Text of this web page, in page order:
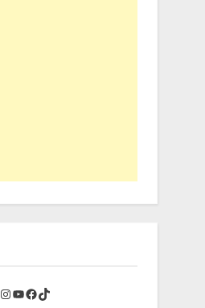
Instagram
YouTube
Facebook
TikTok